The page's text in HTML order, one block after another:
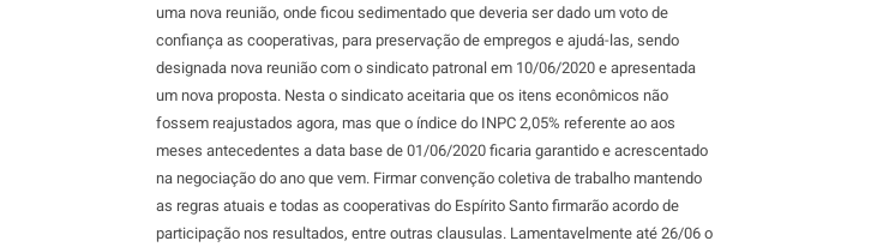
uma nova reunião, onde ficou sedimentado que deveria ser dado um voto de
confiança as cooperativas, para preservação de empregos e ajudá-las, sendo
designada nova reunião com o sindicato patronal em 10/06/2020 e apresentada
um nova proposta. Nesta o sindicato aceitaria que os itens econômicos não
fossem reajustados agora, mas que o índice do INPC 2,05% referente ao aos
meses antecedentes a data base de 01/06/2020 ficaria garantido e acrescentado
na negociação do ano que vem. Firmar convenção coletiva de trabalho mantendo
as regras atuais e todas as cooperativas do Espírito Santo firmarão acordo de
participação nos resultados, entre outras clausulas. Lamentavelmente até 26/06 o